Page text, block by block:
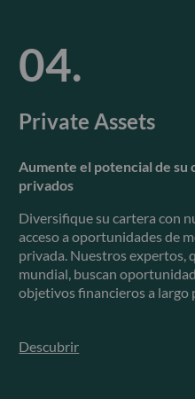
Private Assets
Aumente el potencial de su
privados
Diversifique su cartera con
acceso a oportunidades de
privada. Nuestros expertos,
mundial, buscan
objetivos financieros a largo
Descubrir